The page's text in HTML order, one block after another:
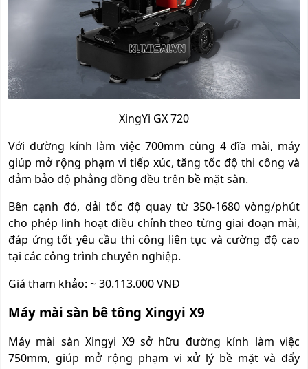
XingYi GX 720
Với đường kính làm việc 700mm cùng 4 đĩa mài, máy
giúp mở rộng phạm vi tiếp xúc, tăng tốc độ thi công và
đảm bảo độ phẳng đồng đều trên bề mặt sàn.
Bên cạnh đó, dải tốc độ quay từ 350-1680 vòng/phút
cho phép linh hoạt điều chỉnh theo từng giai đoạn mài,
đáp ứng tốt yêu cầu thi công liên tục và cường độ cao
tại các công trình chuyên nghiệp.
Giá tham khảo: ~ 30.113.000 VNĐ
Máy mài sàn bê tông Xingyi X9
Máy mài sàn Xingyi X9 sở hữu đường kính làm việc
750mm, giúp mở rộng phạm vi xử lý bề mặt và đẩy